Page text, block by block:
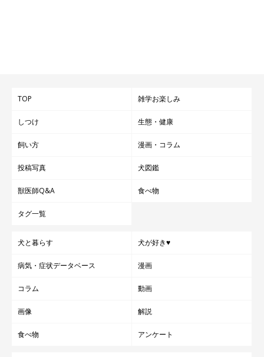
現在の愛犬にはハウスのしつけを教えたので、ハウスが大好きな性格に。
つけの大切さを感じたというＩさん。
愛犬は避難中、ひざの上や毛布の上でおとなしくしていました
に育ちました」
いかがでしたか？
TOP 雑学お楽しみ
しつけ 生態・健康
飼い方 漫画・コラム
投稿写真 犬図鑑
獣医師Q&A 食べ物
タグ一覧
犬と暮らす 犬が好き♥
病気・症状データベース 漫画
コラム 動画
画像 解説
食べ物 アンケート